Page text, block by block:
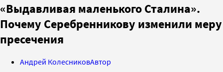
«Выдавливая маленького Сталина».
Почему Серебренникову изменили меру
пресечения
Андрей КолесниковАвтор